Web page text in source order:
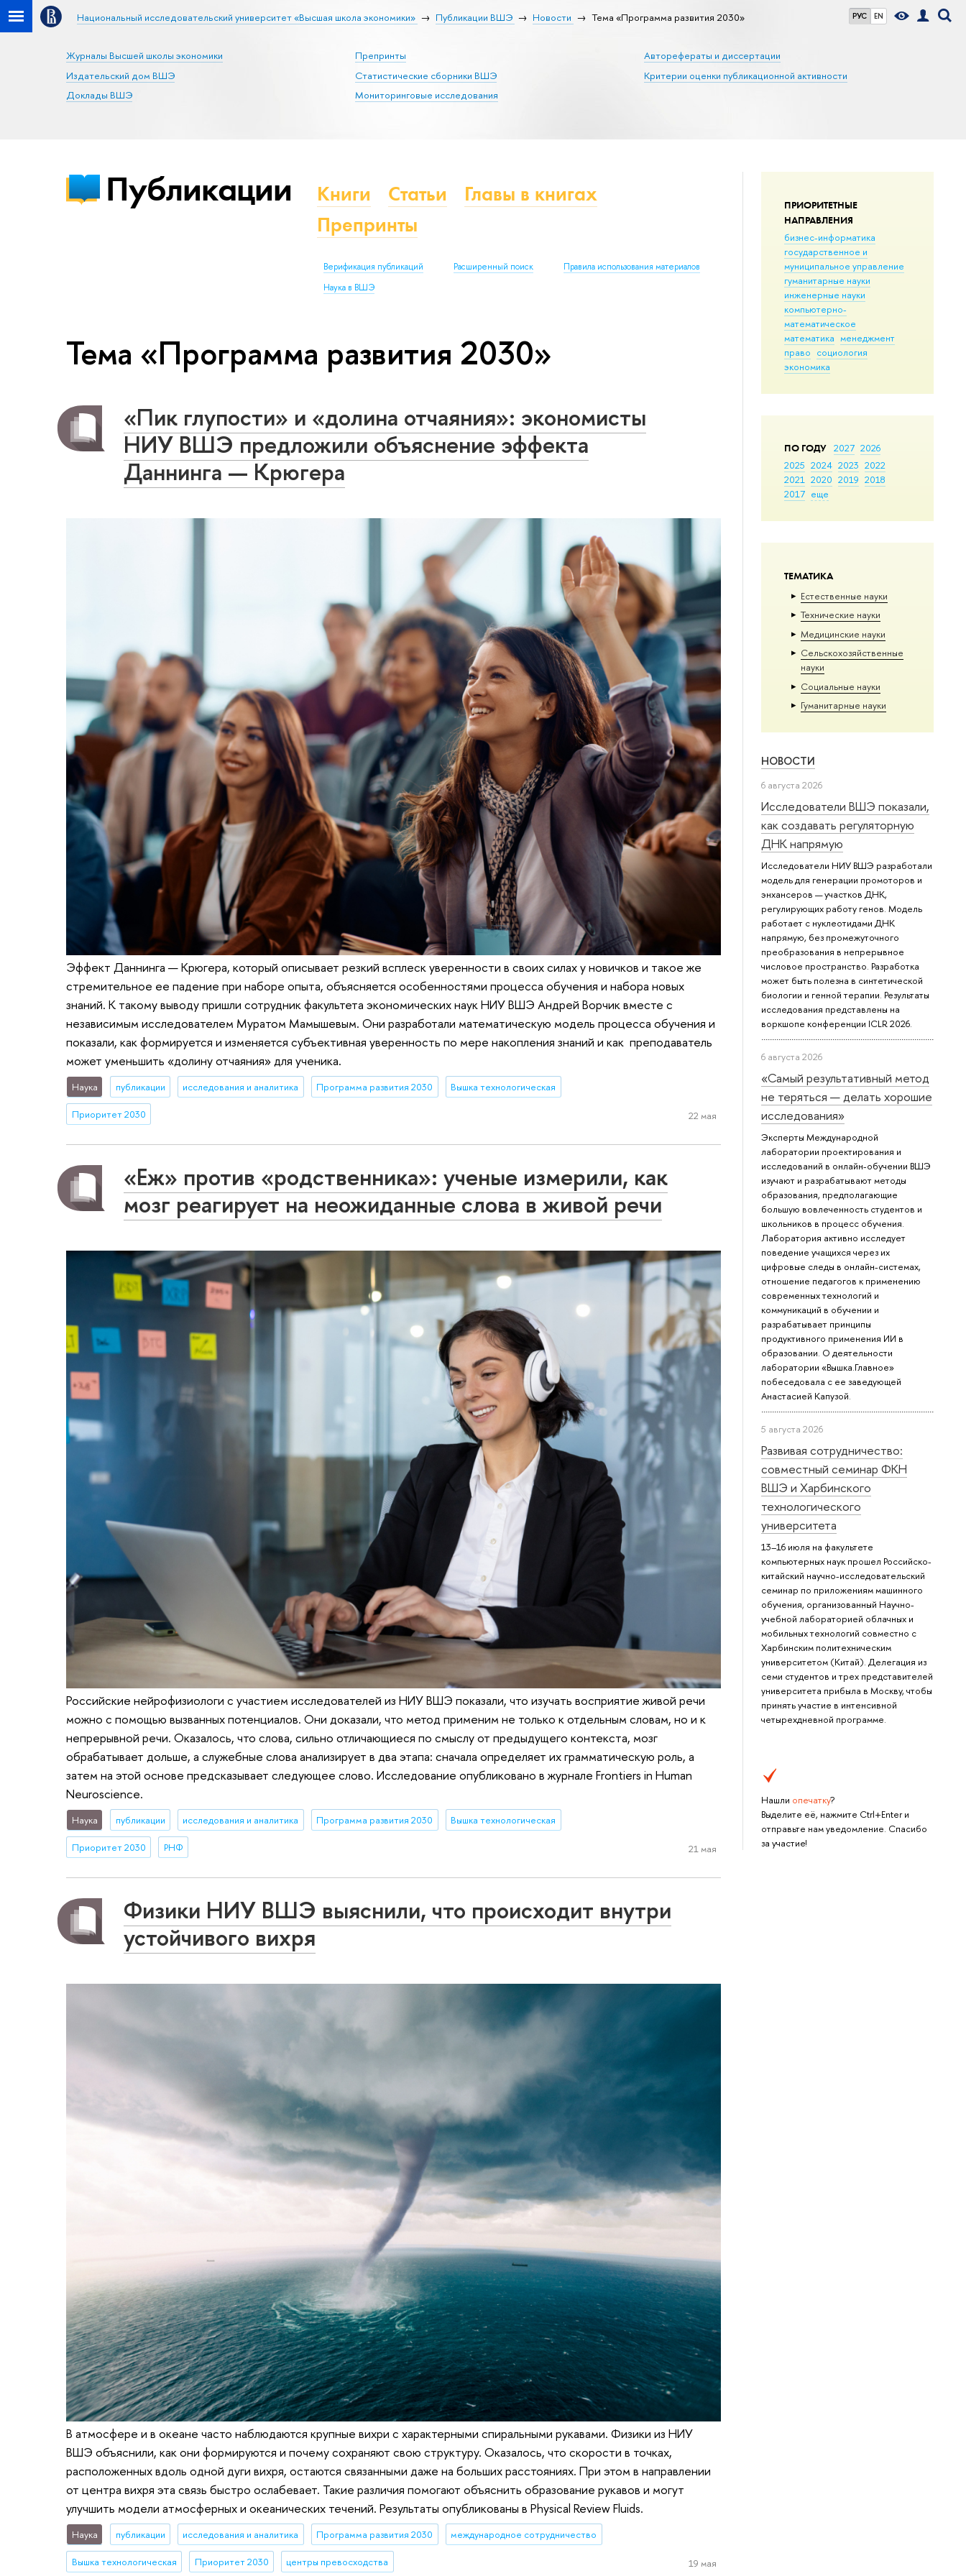
РУС EN
Национальный исследовательский университет «Высшая школа экономики» Публикации ВШЭ Новости Тема «Программа развития 2030»
Журналы Высшей школы экономики
Издательский дом ВШЭ
Доклады ВШЭ
Препринты
Статистические сборники ВШЭ
Мониторинговые исследования
Авторефераты и диссертации
Критерии оценки публикационной активности
ПРИОРИТЕТНЫЕ
НАПРАВЛЕНИЯ
бизнес-информатика
государственное и
муниципальное управление
гуманитарные науки
инженерные науки
компьютерно-
математическое
математика менеджмент
право социология
экономика
ПО ГОДУ 2027 2026
2025 2024 2023 2022
2021 2020 2019 2018
2017 еще
ТЕМАТИКА
Естественные науки
Тех­ничес­кие науки
Медицинские науки
Сельскохозяйственные
науки
Социальные науки
Гуманитарные науки
НОВОСТИ
6 августа 2026
Исследователи ВШЭ показали,
как создавать регуляторную
ДНК напрямую
Исследователи НИУ ВШЭ разработали
модель для генерации промоторов и
энхансеров — участков ДНК,
регулирующих работу генов. Модель
работает с нуклеотидами ДНК
напрямую, без промежуточного
преобразования в непрерывное
числовое пространство. Разработка
может быть полезна в синтетической
биологии и генной терапии. Результаты
исследования представлены на
воркшопе конференции ICLR 2026.
6 августа 2026
«Самый результативный метод
не теряться — делать хорошие
исследования»
Эксперты Международной
лаборатории проектирования и
исследований в онлайн-обучении ВШЭ
изучают и разрабатывают методы
образования, предполагающие
большую вовлеченность студентов и
школьников в процесс обучения.
Лаборатория активно исследует
поведение учащихся через их
цифровые следы в онлайн-системах,
отношение педагогов к применению
современных технологий и
коммуникаций в обучении и
разрабатывает принципы
продуктивного применения ИИ в
образовании. О деятельности
лаборатории «Вышка.Главное»
побеседовала с ее заведующей
Анастасией Капузой.
5 августа 2026
Развивая сотрудничество:
совместный семинар ФКН
ВШЭ и Харбинского
технологического
университета
13–16 июля на факультете
компьютерных наук прошел Российско-
китайский научно-исследовательский
семинар по приложениям машинного
обучения, организованный Научно-
учебной лабораторией облачных и
мобильных технологий совместно с
Харбинским политехническим
университетом (Китай). Делегация из
семи студентов и трех представителей
университета прибыла в Москву, чтобы
принять участие в интенсивной
четырехдневной программе.
Нашли опечатку?
Выделите её, нажмите Ctrl+Enter и
отправьте нам уведомление. Спасибо
за участие!
Публикации Книги Статьи
Главы в книгах
Препринты
Верификация публикаций Расширенный поиск
Правила использования материалов
Наука в ВШЭ
Тема «Программа развития 2030»
«Пик глупости» и «долина отчаяния»: экономисты
НИУ ВШЭ предложили объяснение эффекта
Даннинга — Крюгера
Эффект Даннинга — Крюгера, который описывает резкий всплеск уверенности в своих силах у новичков и такое же
стремительное ее падение при наборе опыта, объясняется особенностями процесса обучения и набора новых
знаний. К такому выводу пришли сотрудник факультета экономических наук НИУ ВШЭ Андрей Ворчик вместе с
независимым исследователем Муратом Мамышевым. Они разработали математическую модель процесса обучения и
показали, как формируется и изменяется субъективная уверенность по мере накопления знаний и как преподаватель
может уменьшить «долину отчаяния» для ученика.
Наука публикации исследования и аналитика Программа развития 2030 Вышка технологическая
Приоритет 2030 22 мая
«Еж» против «родственника»: ученые измерили, как
мозг реагирует на неожиданные слова в живой речи
Российские нейрофизиологи с участием исследователей из НИУ ВШЭ показали, что изучать восприятие живой речи
можно с помощью вызванных потенциалов. Они доказали, что метод применим не только к отдельным словам, но и к
непрерывной речи. Оказалось, что слова, сильно отличающиеся по смыслу от предыдущего контекста, мозг
обрабатывает дольше, а служебные слова анализирует в два этапа: сначала определяет их грамматическую роль, а
затем на этой основе предсказывает следующее слово. Исследование опубликовано в журнале Frontiers in Human
Neuroscience.
Наука публикации исследования и аналитика Программа развития 2030 Вышка технологическая
Приоритет 2030 РНФ 21 мая
Физики НИУ ВШЭ выяснили, что происходит внутри
устойчивого вихря
В атмосфере и в океане часто наблюдаются крупные вихри с характерными спиральными рукавами. Физики из НИУ
ВШЭ объяснили, как они формируются и почему сохраняют свою структуру. Оказалось, что скорости в точках,
расположенных вдоль одной дуги вихря, остаются связанными даже на больших расстояниях. При этом в направлении
от центра вихря эта связь быстро ослабевает. Такие различия помогают объяснить образование рукавов и могут
улучшить модели атмосферных и океанических течений. Результаты опубликованы в Physical Review Fluids.
Наука публикации исследования и аналитика Программа развития 2030 международное сотрудничество
Вышка технологическая Приоритет 2030 центры превосходства 19 мая